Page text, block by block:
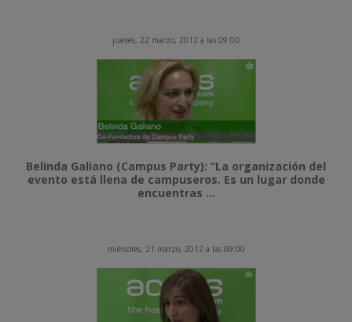
jueves, 22 marzo, 2012 a las 09:00
Belinda Galiano (Campus Party): “La organización del
evento está llena de campuseros. Es un lugar donde
encuentras ...
miércoles, 21 marzo, 2012 a las 09:00